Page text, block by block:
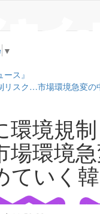
▼
ス』
リスク…市場環境急変の
環境規
環境
ていく